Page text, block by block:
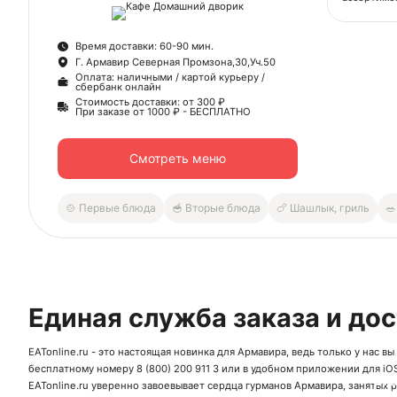
Время доставки: 60-90 мин.
Г. Армавир Северная Промзона,30,Уч.50
Оплата: наличными / картой курьеру /
сбербанк онлайн
Стоимость доставки: от 300 ₽
При заказе от 1000 ₽ - БЕСПЛАТНО
Смотреть меню
Кроме
бизнес
еды, а
ланчам.
Доставка
🍲 Первые блюда 🥣 Вторые блюда 🍗 Шашлык, гриль
Единая служба заказа и
EATonline.ru - это настоящая новинка для Армавира, ведь только у нас
бесплатному номеру 8 (800) 200 911 3 или в удобном приложении для
EATonline.ru уверенно завоевывает сердца гурманов Армавира,